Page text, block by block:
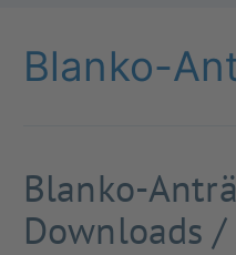
Blanko-
Blanko-
Downloads